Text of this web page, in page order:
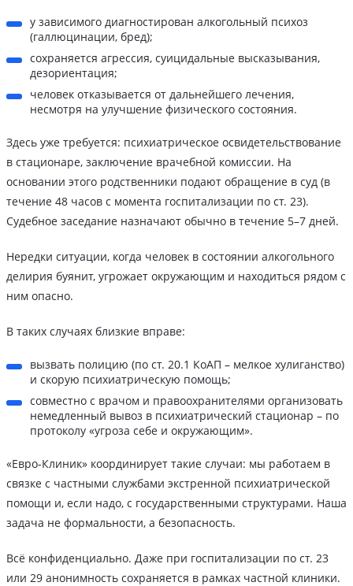
у зависимого диагностирован алкогольный психоз
(галлюцинации, бред);
сохраняется агрессия, суицидальные высказывания,
дезориентация;
человек отказывается от дальнейшего лечения,
несмотря на улучшение физического состояния.
Здесь уже требуется: психиатрическое освидетельствование
в стационаре, заключение врачебной комиссии. На
основании этого родственники подают обращение в суд (в
течение 48 часов с момента госпитализации по ст. 23).
Судебное заседание назначают обычно в течение 5–7 дней.
Нередки ситуации, когда человек в состоянии алкогольного
делирия буянит, угрожает окружающим и находиться рядом с
ним опасно.
В таких случаях близкие вправе:
вызвать полицию (по ст. 20.1 КоАП – мелкое хулиганство)
и скорую психиатрическую помощь;
совместно с врачом и правоохранителями организовать
немедленный вывоз в психиатрический стационар – по
протоколу «угроза себе и окружающим».
«Евро-Клиник» координирует такие случаи: мы работаем в
связке с частными службами экстренной психиатрической
помощи и, если надо, с государственными структурами. Наша
задача не формальности, а безопасность.
Всё конфиденциально. Даже при госпитализации по ст. 23
или 29 анонимность сохраняется в рамках частной клиники.